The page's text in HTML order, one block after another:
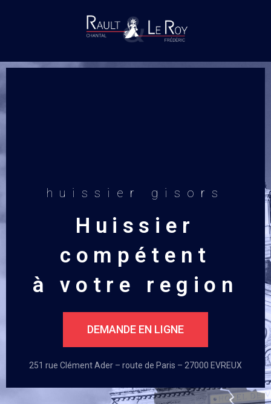
huissier gisors
Huissier
compétent
à votre region
DEMANDE EN LIGNE
251 rue Clément Ader – route de Paris – 27000 EVREUX